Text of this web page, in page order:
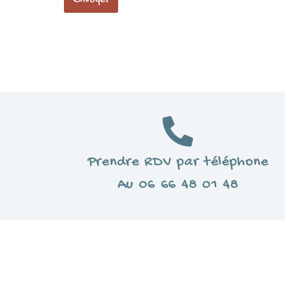
Prendre RDV par téléphone
Au 06 66 48 01 48